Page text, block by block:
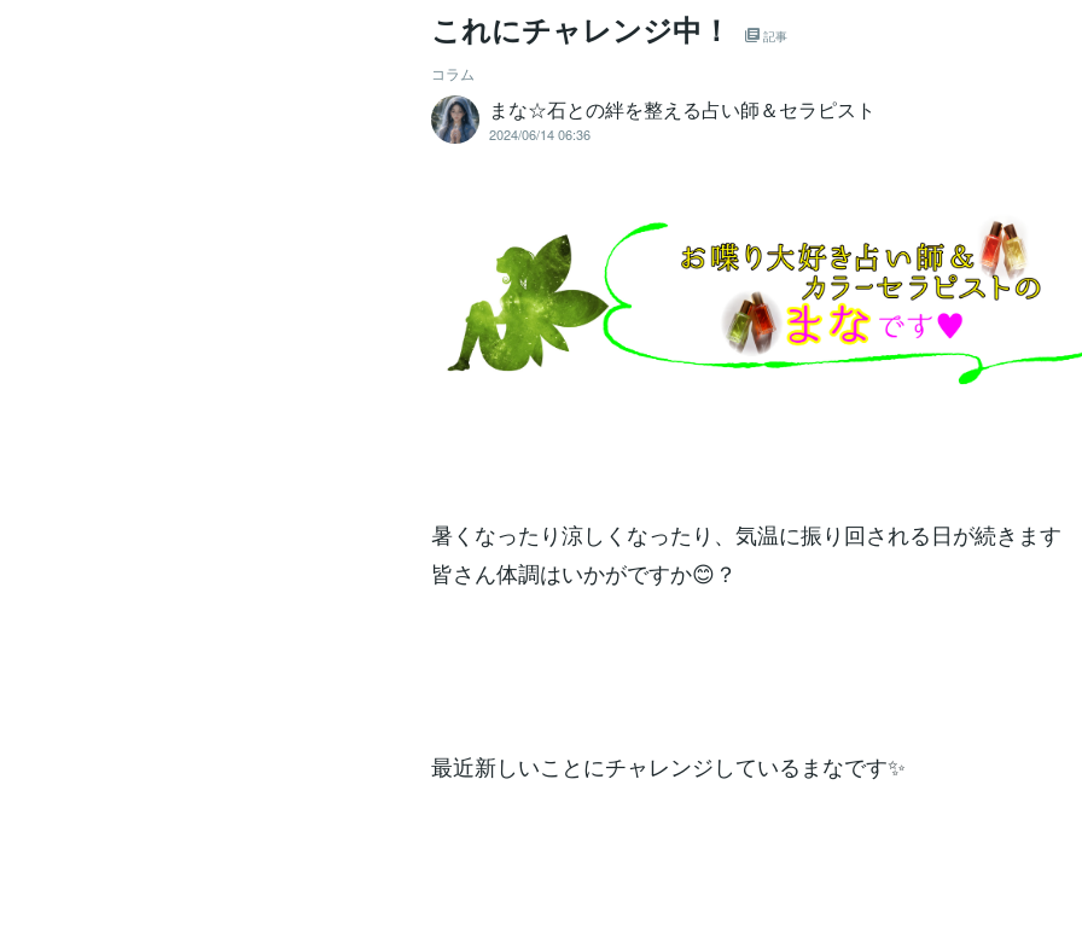
これにチャレンジ中！ 記事
コラム
まな☆石との絆を整える占い師＆セラピスト
2024/06/14 06:36
暑くなったり涼しくなったり、気温に振り回される日が続きます
皆さん体調はいかがですか😊？
最近新しいことにチャレンジしているまなです✨